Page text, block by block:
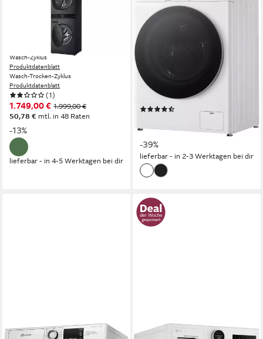
Waschtrockner WT1210BBF
Kapazität Waschen
Kapazität Trocknen
Betriebsgeräusch
Wasch-Zyklus
Produktdatenblatt
Wasch-Trocken-Zyklus
Produktdatenblatt
(1)
1.749,00 € 1.999,00 €
50,78 € mtl. in 48 Raten
-13%
lieferbar - in 4-5 Werktagen bei dir
Waschtrockner Serie 7
W4WR70X61
Kapazität Waschen
Kapazität Trocknen
Betriebsgeräusch
Wasch-Zyklus
Produktdatenblatt
Wasch-Trocken-Zyklus
Produktdatenblatt
19,42 €mtl. in 48 Raten
-39%
lieferbar - in 2-3 Werktagen bei dir